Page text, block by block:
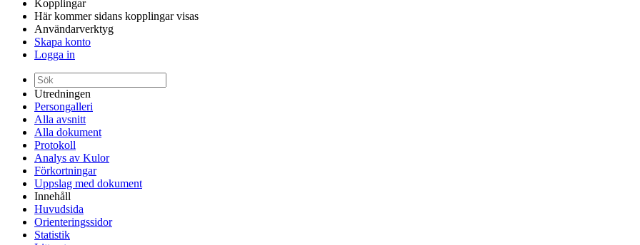
Kopplingar
Här kommer sidans kopplingar visas
Användarverktyg
Skapa konto
Logga in
Utredningen
Persongalleri
Alla avsnitt
Alla dokument
Protokoll
Analys av Kulor
Förkortningar
Uppslag med dokument
Innehåll
Huvudsida
Orienteringssidor
Statistik